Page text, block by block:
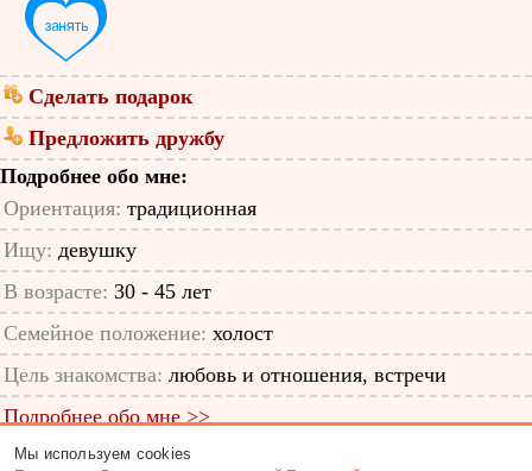
Сделать подарок
Предложить дружбу
Подробнее обо мне:
Ориентация: традиционная
Ищу: девушку
В возрасте: 30 - 45 лет
Семейное положение: холост
Цель знакомства: любовь и отношения, встречи
Подробнее обо мне >>
ID анкеты: 36424559
Мы используем cookies